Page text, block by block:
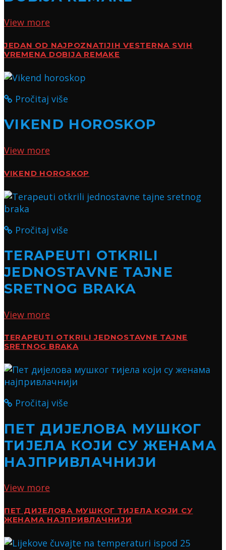
View more
JEDAN OD NAJPOZNATIJIH VESTERNA SVIH
VREMENA DOBIJA REMAKE
Pročitaj više
VIKEND HOROSKOP
View more
VIKEND HOROSKOP
Pročitaj više
TERAPEUTI OTKRILI
JEDNOSTAVNE TAJNE
SRETNOG BRAKA
View more
TERAPEUTI OTKRILI JEDNOSTAVNE TAJNE
SRETNOG BRAKA
Pročitaj više
ПЕТ ДИЈЕЛОВА МУШКОГ
ТИЈЕЛА КОЈИ СУ ЖЕНАМА
НАЈПРИВЛАЧНИЈИ
View more
ПЕТ ДИЈЕЛОВА МУШКОГ ТИЈЕЛА КОЈИ СУ
ЖЕНАМА НАЈПРИВЛАЧНИЈИ